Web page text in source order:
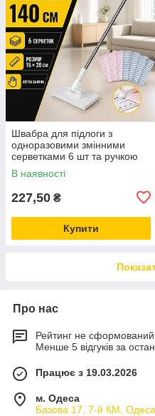
Швабра для підлоги з
одноразовими змінними
серветками 6 шт та ручкою
1,5 м для вологого і сухого
прибирання
В наявності
227,50 ₴
Купити
Про нас
Рейтинг не сформований
Менше 5 відгуків за
Працює з 19.03.2026
м. Одеса
Базова 17, 7-й КМ,